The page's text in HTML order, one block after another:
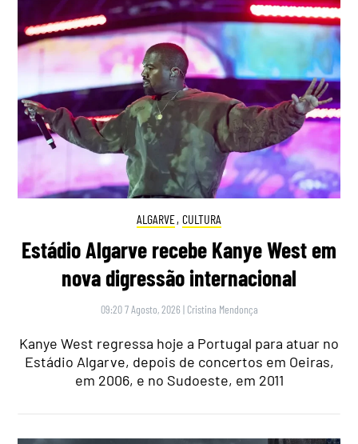
ALGARVE, CULTURA
Estádio Algarve recebe Kanye West em
nova digressão internacional
09:20 7 Agosto, 2026 | Cristina Mendonça
Kanye West regressa hoje a Portugal para atuar no
Estádio Algarve, depois de concertos em Oeiras,
em 2006, e no Sudoeste, em 2011